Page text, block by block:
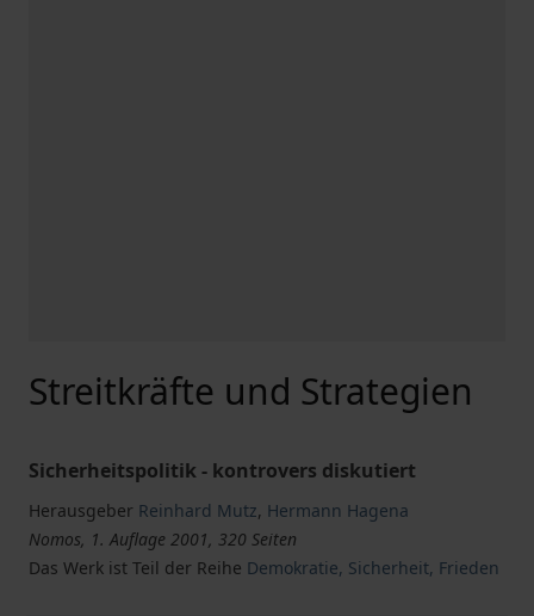
Streitkräfte und Strategien
Sicherheitspolitik - kontrovers diskutiert
Herausgeber Reinhard Mutz, Hermann Hagena
Nomos, 1. Auflage 2001, 320 Seiten
Das Werk ist Teil der Reihe Demokratie, Sicherheit, Frieden